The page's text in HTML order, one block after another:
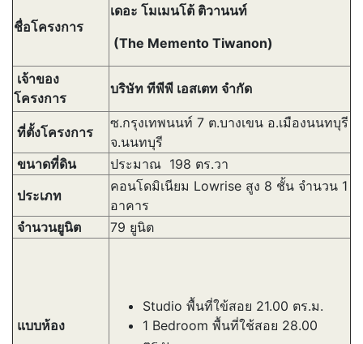
ชื่อโครงการ
เดอะ โมเมนโต้ ติวานนท์
(The Memento Tiwanon)
เจ้าของ
โครงการ
บริษัท ทีพีพี เอสเตท จำกัด
ที่ตั้งโครงการ
ซ.กรุงเทพนนท์ 7 ต.บางเขน อ.เมืองนนทบุรี
จ.นนทบุรี
ขนาดที่ดิน
ประมาณ 198 ตร.วา
ประเภท
คอนโดมิเนียม Lowrise สูง 8 ชั้น จำนวน 1
อาคาร
จำนวนยูนิต
79 ยูนิต
แบบห้อง
Studio พื้นที่ใข้สอย 21.00 ตร.ม.
1 Bedroom พื้นที่ใช้สอย 28.00